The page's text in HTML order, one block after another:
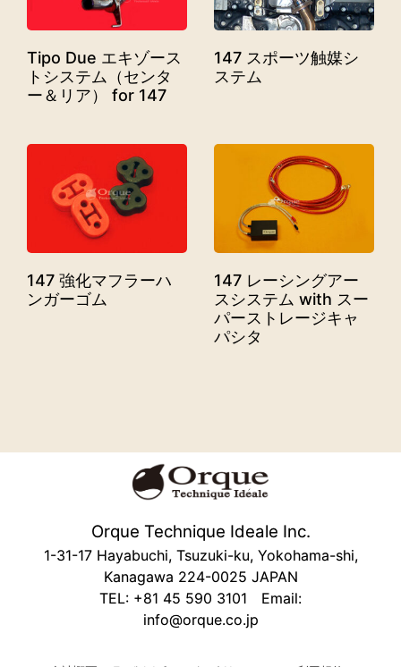
Tipo Due エキゾース
トシステム（センタ
ー＆リア） for 147
147 スポーツ触媒シ
ステム
147 強化マフラーハ
ンガーゴム
147 レーシングアー
スシステム with スー
パーストレージキャ
パシタ
Orque Technique Ideale Inc.
1-31-17 Hayabuchi, Tsuzuki-ku, Yokohama-shi,
Kanagawa 224-0025 JAPAN
TEL: +81 45 590 3101 Email:
info@orque.co.jp